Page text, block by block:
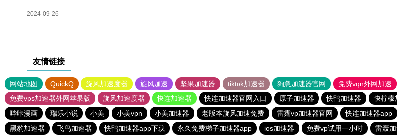
2024-09-26
友情链接
网站地图 QuickQ 旋风加速度器 旋风加速 坚果加速器 tiktok加速器 狗急加速器官网 免费vqn外网加速
免费vps加速器外网苹果版
旋风加速度器 快连加速器 快连加速器官网入口 原子加速器 快鸭加速器 快柠檬
哔咔漫画
瑞乐小说 小美 小美vpn 小美加速器 老版本旋风加速免费 雷霆vp加速器官网 快连加速器app
黑豹加速器
飞鸟加速器 快鸭加速器app下载 永久免费梯子加速器app ios加速器 免费vp试用一小时 雷轰